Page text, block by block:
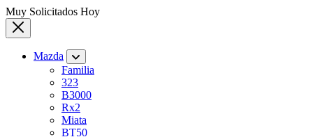
Muy Solicitados Hoy
Mazda
Familia
323
B3000
Rx2
Miata
BT50